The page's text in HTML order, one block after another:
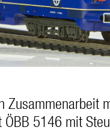
Zusammenarbeit
5146 mit